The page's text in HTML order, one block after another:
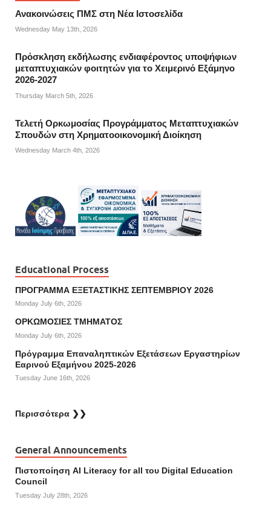
Ανακοινώσεις ΠΜΣ στη Νέα Ιστοσελίδα
Wednesday May 13th, 2026
Πρόσκληση εκδήλωσης ενδιαφέροντος υποψήφιων
μεταπτυχιακών φοιτητών για το Χειμερινό Εξάμηνο
2026-2027
Thursday March 5th, 2026
Τελετή Ορκωμοσίας Προγράμματος Μεταπτυχιακών
Σπουδών στη Χρηματοοικονομική Διοίκηση
Wednesday March 4th, 2026
Educational Process
ΠΡΟΓΡΑΜΜΑ ΕΞΕΤΑΣΤΙΚΗΣ ΣΕΠΤΕΜΒΡΙΟΥ 2026
Monday July 6th, 2026
ΟΡΚΩΜΟΣΙΕΣ ΤΜΗΜΑΤΟΣ
Monday July 6th, 2026
Πρόγραμμα Επαναληπτικών Εξετάσεων Εργαστηρίων
Εαρινού Εξαμήνου 2025-2026
Tuesday June 16th, 2026
Περισσότερα ❯❯
General Announcements
Πιστοποίηση AI Literacy for all του Digital Education
Council
Tuesday July 28th, 2026